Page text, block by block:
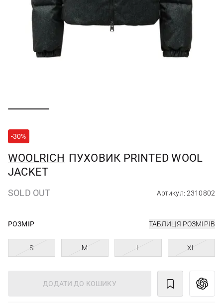
-30%
WOOLRICH ПУХОВИК PRINTED WOOL
JACKET
SOLD OUT Артикул: 2310802
РОЗМІР ТАБЛИЦЯ РОЗМІРІВ
S M L XL
ДОДАТИ ДО КОШИКУ